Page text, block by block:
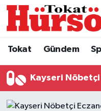
Tokat Gündem
Kayseri
Türkiye Gündemi
Gündem
Hava Durumu
Tokat Namaz